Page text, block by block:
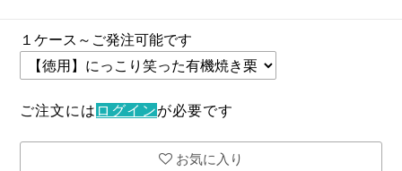
１ケース～ご発注可能です
ご注文には ログインが必要です
お気に入り